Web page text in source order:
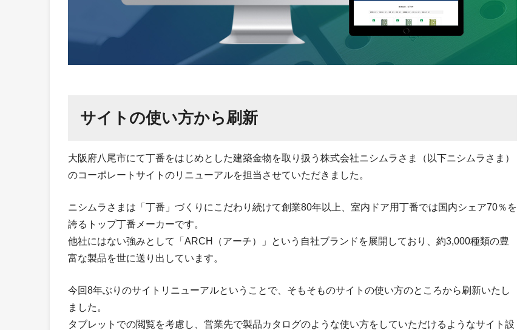
サイトの使い方から刷新
大阪府八尾市にて丁番をはじめとした建築金物を取り扱う株式会社ニシムラさま（以下ニシムラさま）
のコーポレートサイトのリニューアルを担当させていただきました。
ニシムラさまは「丁番」づくりにこだわり続けて創業80年以上、室内ドア用丁番では国内シェア70％を
誇るトップ丁番メーカーです。
他社にはない強みとして「ARCH（アーチ）」という自社ブランドを展開しており、約3,000種類の豊
富な製品を世に送り出しています。
今回8年ぶりのサイトリニューアルということで、そもそものサイトの使い方のところから刷新いたし
ました。
タブレットでの閲覧を考慮し、営業先で製品カタログのような使い方をしていただけるようなサイト設